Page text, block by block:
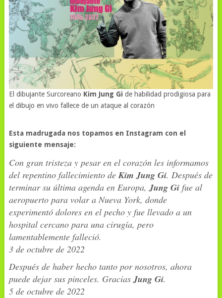
El dibujante Surcoreano Kim Jung Gi de habilidad prodigiosa para
el dibujo en vivo fallece de un ataque al corazón
Esta madrugada nos topamos en Instagram con el
siguiente mensaje:
Con gran tristeza y pesar en el corazón les informamos
del repentino fallecimiento deKim Jung Gi. Después de
terminar su última agenda en Europa,Jung Gifue al
aeropuerto para volar a Nueva York, donde
experimentó dolores en el pecho y fue llevado a un
hospital cercano para una cirugía, pero
lamentablemente falleció.
3 de octubre de 2022
Después de haber hecho tanto por nosotros, ahora
puede dejar sus pinceles. GraciasJung Gi.
5 de octubre de 2022